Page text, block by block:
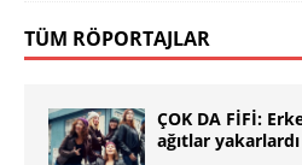
TÜM RÖPORTAJLAR
ÇOK DA FİFİ:
ağıtlar yakarlardı